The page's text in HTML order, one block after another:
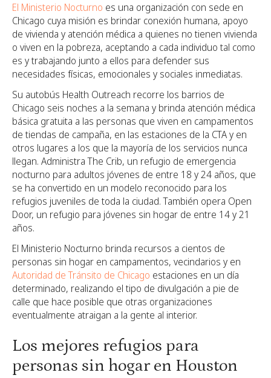
El Ministerio Nocturno es una organización con sede en
Chicago cuya misión es brindar conexión humana, apoyo
de vivienda y atención médica a quienes no tienen vivienda
o viven en la pobreza, aceptando a cada individuo tal como
es y trabajando junto a ellos para defender sus
necesidades físicas, emocionales y sociales inmediatas.
Su autobús Health Outreach recorre los barrios de
Chicago seis noches a la semana y brinda atención médica
básica gratuita a las personas que viven en campamentos
de tiendas de campaña, en las estaciones de la CTA y en
otros lugares a los que la mayoría de los servicios nunca
llegan. Administra The Crib, un refugio de emergencia
nocturno para adultos jóvenes de entre 18 y 24 años, que
se ha convertido en un modelo reconocido para los
refugios juveniles de toda la ciudad. También opera Open
Door, un refugio para jóvenes sin hogar de entre 14 y 21
años.
El Ministerio Nocturno brinda recursos a cientos de
personas sin hogar en campamentos, vecindarios y en
Autoridad de Tránsito de Chicago estaciones en un día
determinado, realizando el tipo de divulgación a pie de
calle que hace posible que otras organizaciones
eventualmente atraigan a la gente al interior.
Los mejores refugios para
personas sin hogar en Houston